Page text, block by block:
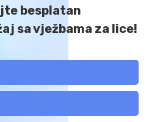
besplatan
sa vježbama za lice!